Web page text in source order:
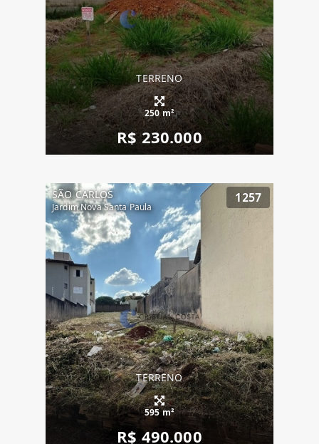
TERRENO
250 m²
R$ 230.000
SÃO CARLOS
Jardim Nova Santa Paula
1257
TERRENO
595 m²
R$ 490.000